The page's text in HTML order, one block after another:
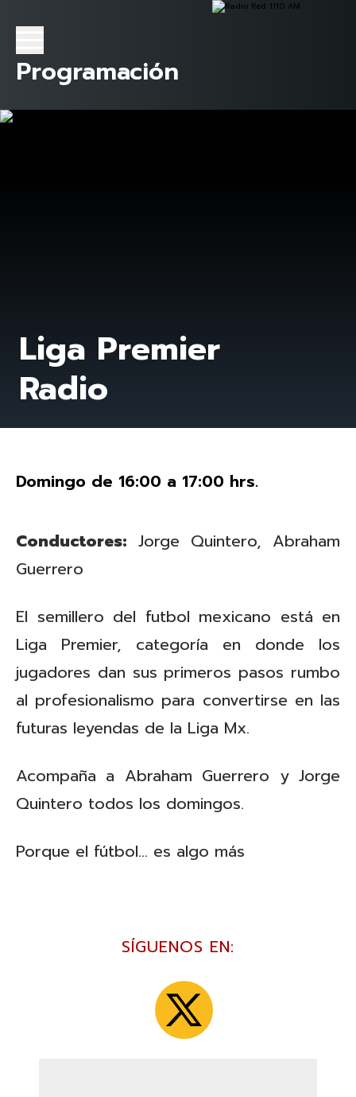
Programación
Liga Premier
Radio
Domingo de 16:00 a 17:00 hrs.
Conductores: Jorge Quintero, Abraham
Guerrero
El semillero del futbol mexicano está en
Liga Premier, categoría en donde los
jugadores dan sus primeros pasos rumbo
al profesionalismo para convertirse en las
futuras leyendas de la Liga Mx.
Acompaña a Abraham Guerrero y Jorge
Quintero todos los domingos.
Porque el fútbol… es algo más
SÍGUENOS EN: